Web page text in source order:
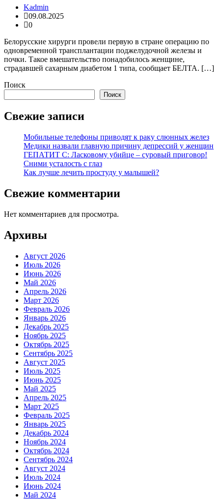
Kadmin
09.08.2025
0
Белорусские хирурги провели первую в стране операцию по
одновременной трансплантации поджелудочной железы и
почки. Такое вмешательство понадобилось женщине,
страдавшей сахарным диабетом 1 типа, сообщает БЕЛТА. […]
Поиск
Поиск
Свежие записи
Мобильные телефоны приводят к раку слюнных желез
Медики назвали главную причину депрессий у женщин
ГЕПАТИТ С: Ласковому убийце – суровый приговор!
Сними усталость с глаз
Как лучше лечить простуду у малышей?
Свежие комментарии
Нет комментариев для просмотра.
Архивы
Август 2026
Июль 2026
Июнь 2026
Май 2026
Апрель 2026
Март 2026
Февраль 2026
Январь 2026
Декабрь 2025
Ноябрь 2025
Октябрь 2025
Сентябрь 2025
Август 2025
Июль 2025
Июнь 2025
Май 2025
Апрель 2025
Март 2025
Февраль 2025
Январь 2025
Декабрь 2024
Ноябрь 2024
Октябрь 2024
Сентябрь 2024
Август 2024
Июль 2024
Июнь 2024
Май 2024